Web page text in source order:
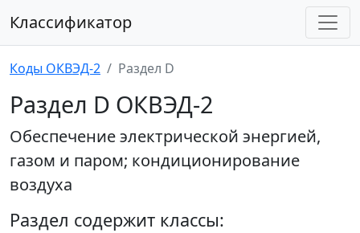
Классификатор
Коды ОКВЭД-2 Раздел D
Раздел D ОКВЭД-2
Обеспечение электрической энергией,
газом и паром; кондиционирование
воздуха
Раздел содержит классы: